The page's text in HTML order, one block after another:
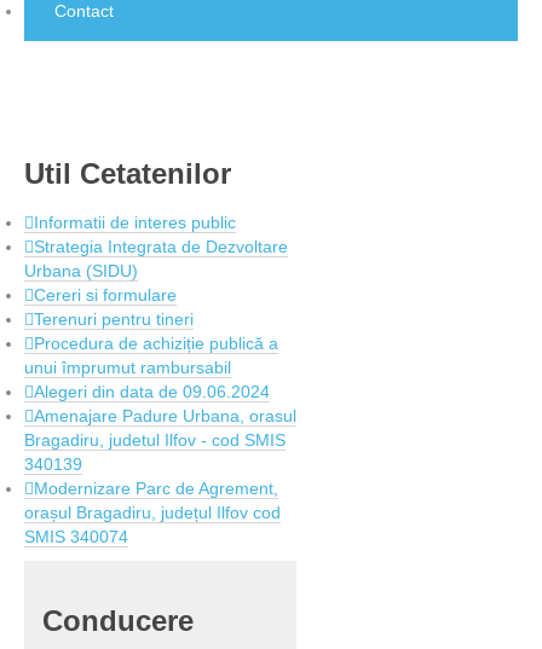
Contact
Util Cetatenilor
Informatii de interes public
Strategia Integrata de Dezvoltare
Urbana (SIDU)
Cereri si formulare
Terenuri pentru tineri
Procedura de achiziție publică a
unui împrumut rambursabil
Alegeri din data de 09.06.2024
Amenajare Padure Urbana, orasul
Bragadiru, judetul Ilfov - cod SMIS
340139
Modernizare Parc de Agrement,
orașul Bragadiru, județul Ilfov cod
SMIS 340074
Conducere